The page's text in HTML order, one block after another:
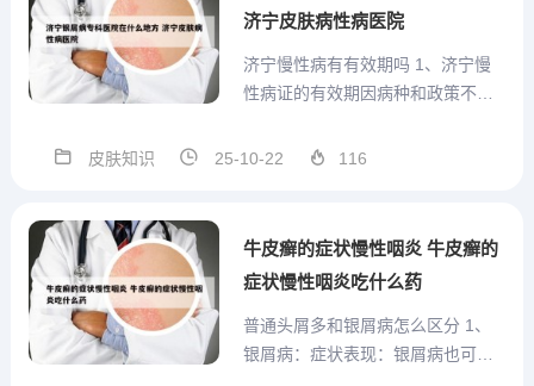
疾...
济宁皮肤病性病医院
济宁慢性病有有效期吗 1、济宁慢
性病证的有效期因病种和政策不同
慢性病：有效期一年，需年度重新
常为一年。患者需在有效期届满
重...
皮肤知识 25-10-22 116
牛皮癣的症状慢性咽炎 牛皮癣的
症状慢性咽炎吃什么药
普通头屑多和银屑病怎么区分 1、
银屑病：症状表现：银屑病也可能